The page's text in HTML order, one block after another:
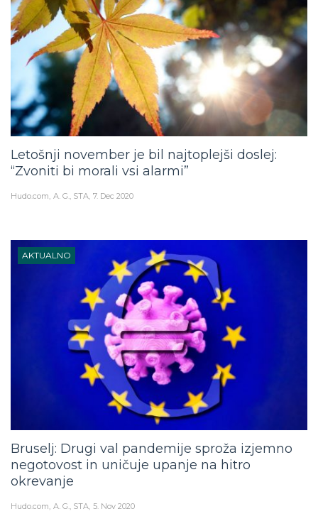
Letošnji november je bil najtoplejši doslej:
“Zvoniti bi morali vsi alarmi”
Hudo.com A. G., STA 7. Dec 2020
AKTUALNO
Bruselj: Drugi val pandemije sproža izjemno
negotovost in uničuje upanje na hitro
okrevanje
Hudo.com A. G., STA 5. Nov 2020